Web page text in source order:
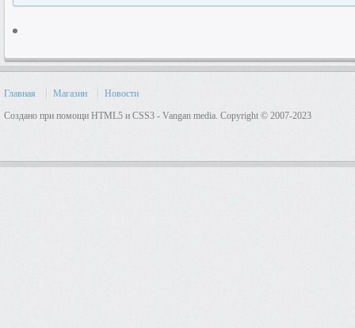
Главная Магазин
Новости
Создано при помощи HTML5 и CSS3 - Vangan media. Copyright © 2007-2023